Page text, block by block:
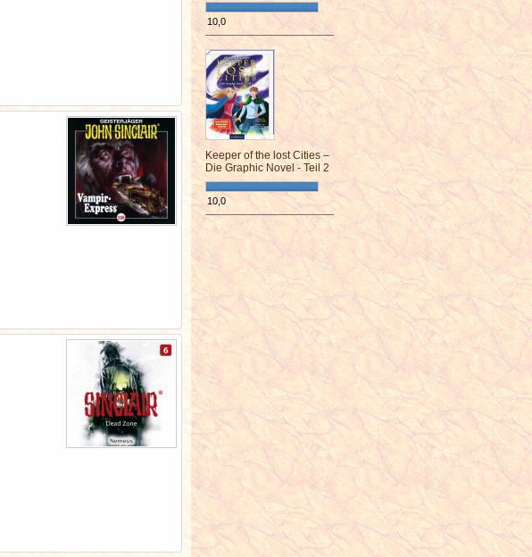
10,0
¯¯¯¯¯¯¯¯¯¯¯¯¯¯¯¯¯¯¯¯¯¯¯¯
Keeper of the lost Cities –
Die Graphic Novel - Teil 2
10,0
¯¯¯¯¯¯¯¯¯¯¯¯¯¯¯¯¯¯¯¯¯¯¯¯